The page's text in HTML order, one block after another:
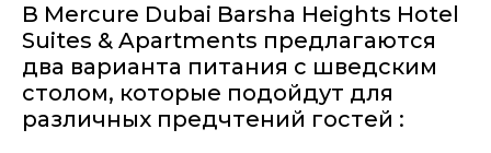
В Mercure Dubai Barsha Heights Hotel
Suites & Apartments предлагаются
два варианта питания с шведским
столом, которые подойдут для
различных предчтений гостей :